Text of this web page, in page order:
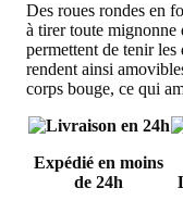
Des roues rondes en
à tirer toute mignonne
permettent de tenir les
rendent ainsi
corps bouge, ce qui
Expédié en moins
de 24h